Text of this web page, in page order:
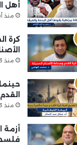
أهل
منذ
كرة
منذ 3 أسابيع
منذ 3 أسابيع
أزمة